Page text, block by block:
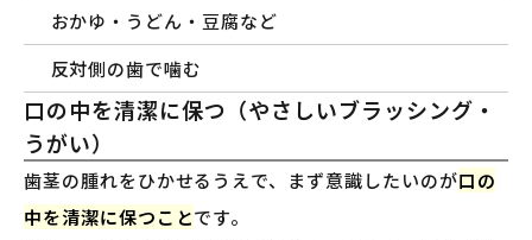
おかゆ・うどん・豆腐など
反対側の歯で噛む
口の中を清潔に保つ（やさしいブラッシング・
うがい）
歯茎の腫れをひかせるうえで、まず意識したいのが口の
中を清潔に保つことです。